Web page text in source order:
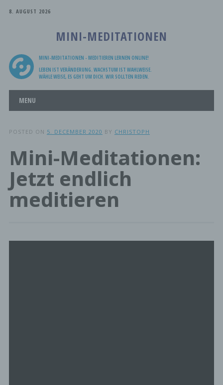
8. AUGUST 2026
MINI-MEDITATIONEN
MINI-MEDITATIONEN - MEDITIEREN LERNEN ONLINE!
LEBEN IST VERÄNDERUNG. WACHSTUM IST WAHLWEISE.
WÄHLE WEISE, ES GEHT UM DICH. WIR SOLLTEN REDEN.
Main menu
MENU
POSTED ON 5. DECEMBER 2020 BY CHRISTOPH
Mini-Meditationen:
Jetzt endlich
meditieren